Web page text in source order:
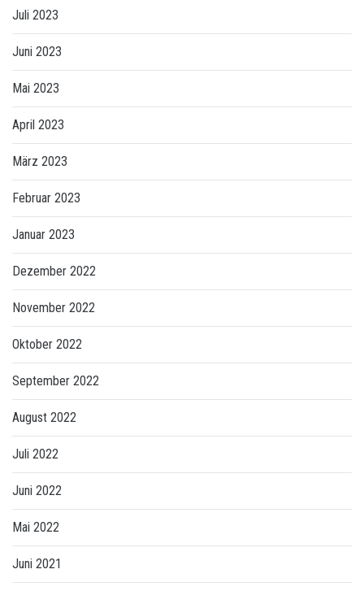
Juli 2023
Juni 2023
Mai 2023
April 2023
März 2023
Februar 2023
Januar 2023
Dezember 2022
November 2022
Oktober 2022
September 2022
August 2022
Juli 2022
Juni 2022
Mai 2022
Juni 2021